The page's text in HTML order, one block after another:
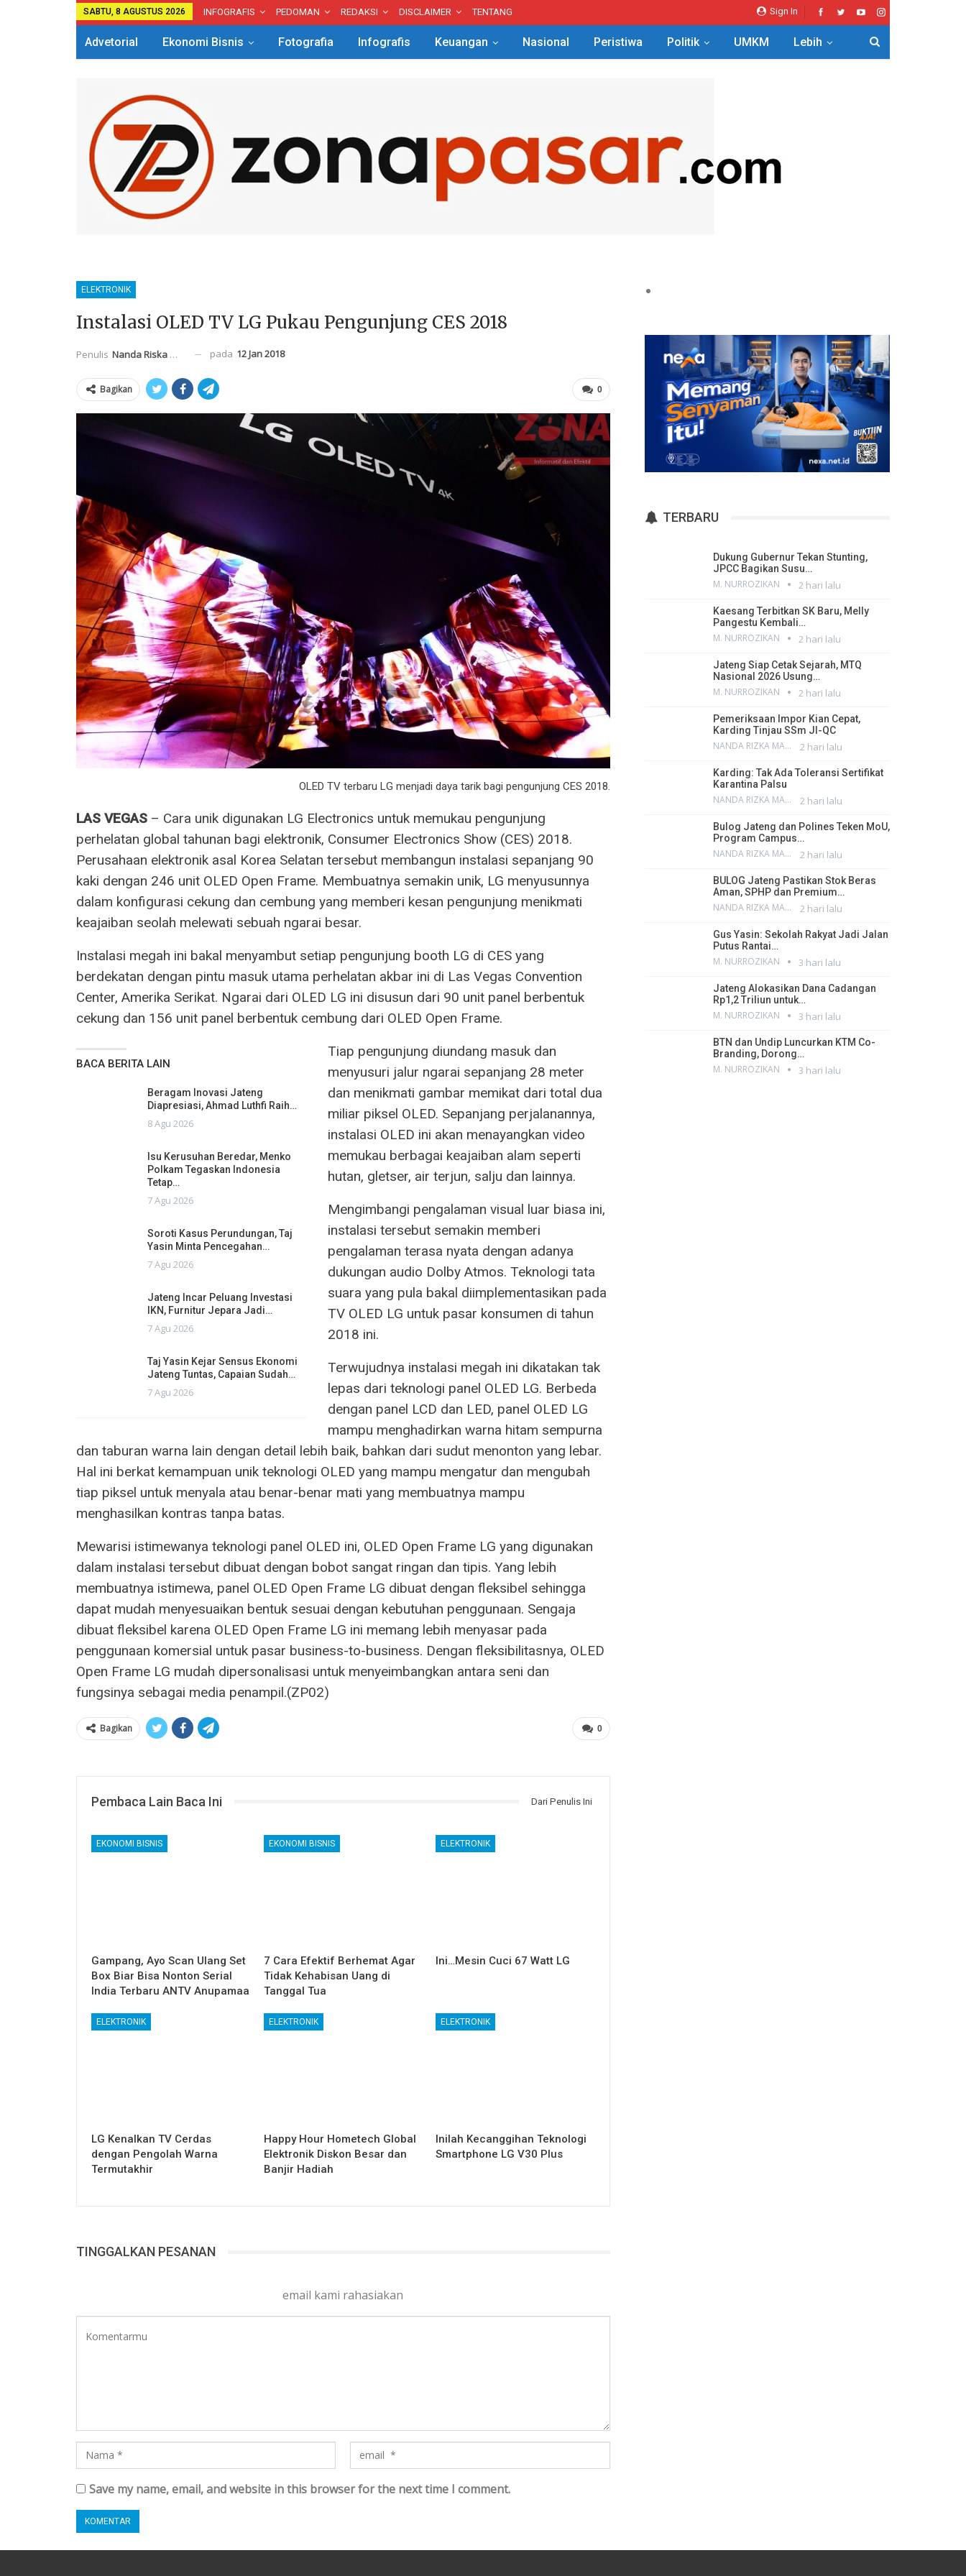
Sign In
SABTU, 8 AGUSTUS 2026 INFOGRAFIS PEDOMAN REDAKSI DISCLAIMER TENTANG
Advetorial Ekonomi Bisnis Fotografia Infografis Keuangan Nasional Peristiwa Politik UMKM Lebih
ELEKTRONIK
Instalasi OLED TV LG Pukau Pengunjung CES 2018
Penulis Nanda Riska Mahendra pada 12 Jan 2018
0
Bagikan
OLED TV terbaru LG menjadi daya tarik bagi pengunjung CES 2018.
LAS VEGAS – Cara unik digunakan LG Electronics untuk memukau pengunjung
perhelatan global tahunan bagi elektronik, Consumer Electronics Show (CES) 2018.
Perusahaan elektronik asal Korea Selatan tersebut membangun instalasi sepanjang 90
kaki dengan 246 unit OLED Open Frame. Membuatnya semakin unik, LG menyusunnya
dalam konfigurasi cekung dan cembung yang memberi kesan pengunjung menikmati
keajaiban seolah melewati sebuah ngarai besar.
Instalasi megah ini bakal menyambut setiap pengunjung booth LG di CES yang
berdekatan dengan pintu masuk utama perhelatan akbar ini di Las Vegas Convention
Center, Amerika Serikat. Ngarai dari OLED LG ini disusun dari 90 unit panel berbentuk
cekung dan 156 unit panel berbentuk cembung dari OLED Open Frame.
BACA BERITA LAIN
Beragam Inovasi Jateng
Diapresiasi, Ahmad Luthfi Raih…
8 Agu 2026
Isu Kerusuhan Beredar, Menko
Polkam Tegaskan Indonesia
Tetap…
7 Agu 2026
Soroti Kasus Perundungan, Taj
Yasin Minta Pencegahan…
7 Agu 2026
Jateng Incar Peluang Investasi
IKN, Furnitur Jepara Jadi…
7 Agu 2026
Taj Yasin Kejar Sensus Ekonomi
Jateng Tuntas, Capaian Sudah…
7 Agu 2026
Tiap pengunjung diundang masuk dan
menyusuri jalur ngarai sepanjang 28 meter
dan menikmati gambar memikat dari total dua
miliar piksel OLED. Sepanjang perjalanannya,
instalasi OLED ini akan menayangkan video
memukau berbagai keajaiban alam seperti
hutan, gletser, air terjun, salju dan lainnya.
Mengimbangi pengalaman visual luar biasa ini,
instalasi tersebut semakin memberi
pengalaman terasa nyata dengan adanya
dukungan audio Dolby Atmos. Teknologi tata
suara yang pula bakal diimplementasikan pada
TV OLED LG untuk pasar konsumen di tahun
2018 ini.
Terwujudnya instalasi megah ini dikatakan tak
lepas dari teknologi panel OLED LG. Berbeda
dengan panel LCD dan LED, panel OLED LG
mampu menghadirkan warna hitam sempurna
dan taburan warna lain dengan detail lebih baik, bahkan dari sudut menonton yang lebar.
Hal ini berkat kemampuan unik teknologi OLED yang mampu mengatur dan mengubah
tiap piksel untuk menyala atau benar-benar mati yang membuatnya mampu
menghasilkan kontras tanpa batas.
Mewarisi istimewanya teknologi panel OLED ini, OLED Open Frame LG yang digunakan
dalam instalasi tersebut dibuat dengan bobot sangat ringan dan tipis. Yang lebih
membuatnya istimewa, panel OLED Open Frame LG dibuat dengan fleksibel sehingga
dapat mudah menyesuaikan bentuk sesuai dengan kebutuhan penggunaan. Sengaja
dibuat fleksibel karena OLED Open Frame LG ini memang lebih menyasar pada
penggunaan komersial untuk pasar business-to-business. Dengan fleksibilitasnya, OLED
Open Frame LG mudah dipersonalisasi untuk menyeimbangkan antara seni dan
fungsinya sebagai media penampil.(ZP02)
0
Bagikan
Pembaca Lain Baca Ini Dari Penulis Ini
EKONOMI BISNIS
Gampang, Ayo Scan Ulang Set
Box Biar Bisa Nonton Serial
India Terbaru ANTV Anupamaa
EKONOMI BISNIS
7 Cara Efektif Berhemat Agar
Tidak Kehabisan Uang di
Tanggal Tua
ELEKTRONIK
Ini…Mesin Cuci 67 Watt LG
ELEKTRONIK
LG Kenalkan TV Cerdas
dengan Pengolah Warna
Termutakhir
ELEKTRONIK
Happy Hour Hometech Global
Elektronik Diskon Besar dan
Banjir Hadiah
ELEKTRONIK
Inilah Kecanggihan Teknologi
Smartphone LG V30 Plus
TINGGALKAN PESANAN
email kami rahasiakan
Save my name, email, and website in this browser for the next time I comment.
TERBARU
Dukung Gubernur Tekan Stunting,
JPCC Bagikan Susu…
M. NURROZIKAN 2 hari lalu
Kaesang Terbitkan SK Baru, Melly
Pangestu Kembali…
M. NURROZIKAN 2 hari lalu
Jateng Siap Cetak Sejarah, MTQ
Nasional 2026 Usung…
M. NURROZIKAN 2 hari lalu
Pemeriksaan Impor Kian Cepat,
Karding Tinjau SSm JI-QC
NANDA RIZKA MAHENDRA 2 hari lalu
Karding: Tak Ada Toleransi Sertifikat
Karantina Palsu
NANDA RIZKA MAHENDRA 2 hari lalu
Bulog Jateng dan Polines Teken MoU,
Program Campus…
NANDA RIZKA MAHENDRA 2 hari lalu
BULOG Jateng Pastikan Stok Beras
Aman, SPHP dan Premium…
NANDA RIZKA MAHENDRA 2 hari lalu
Gus Yasin: Sekolah Rakyat Jadi Jalan
Putus Rantai…
M. NURROZIKAN 3 hari lalu
Jateng Alokasikan Dana Cadangan
Rp1,2 Triliun untuk…
M. NURROZIKAN 3 hari lalu
BTN dan Undip Luncurkan KTM Co-
Branding, Dorong…
M. NURROZIKAN 3 hari lalu